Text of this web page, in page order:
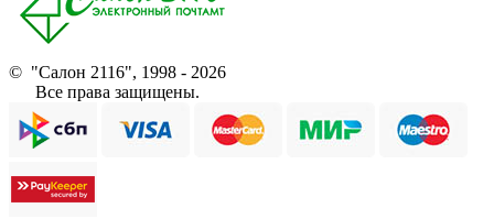
© "Салон 2116", 1998 - 2026
Все права защищены.